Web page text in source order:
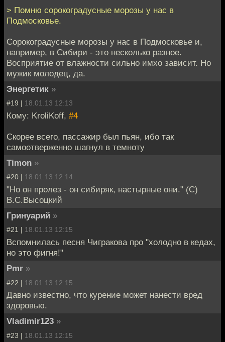
> Помню сорокоградусные морозы у нас в
Подмосковье.
Сорокоградусные морозы у нас в Подмосковье и,
например, в Сибири - это несколько разное.
Восприятие от влажности сильно имхо зависит. Но
мужик молодец, да.
Энергетик »
#19 | 18.01.13 12:13
Кому: KroliKoff, #4
Скорее всего, пассажир был пьян, ибо так
самоотверженно шагнул в темноту
Timon »
#20 | 18.01.13 12:14
"Но он пролез - он сибиряк, настырные они." (С)
В.С.Высоцкий
Гринуарий »
#21 | 18.01.13 12:15
Вспомнилась песня Чигракова про "холодно в кедах,
но это фигня!"
Pmr »
#22 | 18.01.13 12:15
Давно известно, что курение может нанести вред
здоровью.
Vladimir123 »
#23 | 18.01.13 12:15